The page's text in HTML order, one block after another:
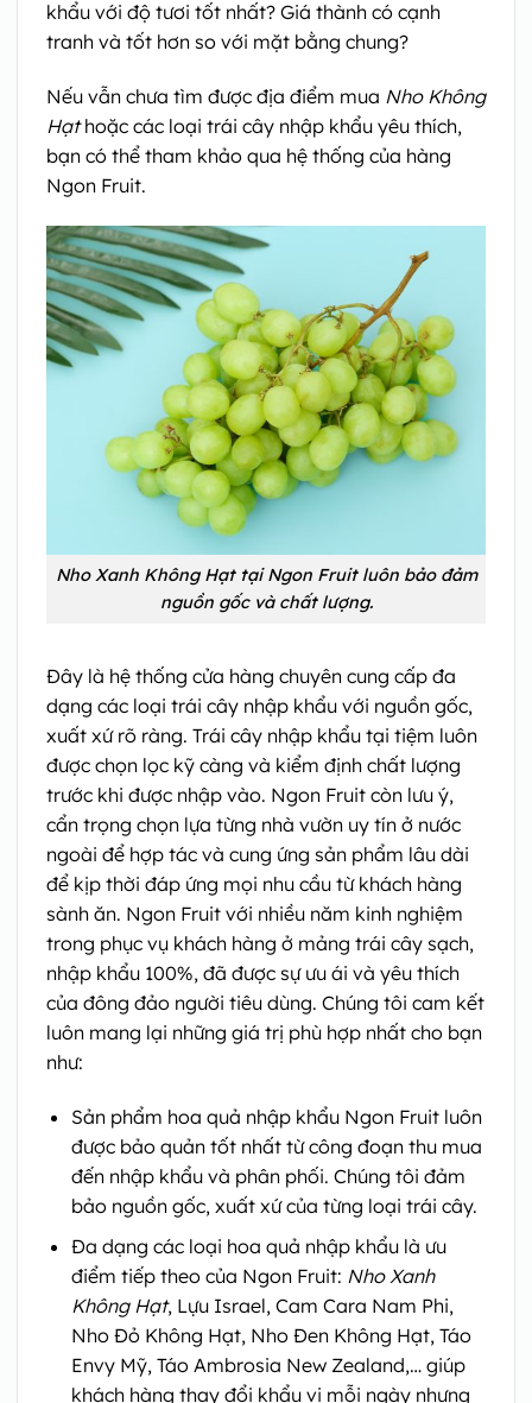
khẩu với độ tươi tốt nhất? Giá thành có cạnh
tranh và tốt hơn so với mặt bằng chung?
Nếu vẫn chưa tìm được địa điểm mua Nho Không
Hạthoặc các loại trái cây nhập khẩu yêu thích,
bạn có thể tham khảo qua hệ thống của hàng
Ngon Fruit.
Nho Xanh Không Hạt tại Ngon Fruit luôn bảo đảm
nguồn gốc và chất lượng.
Đây là hệ thống cửa hàng chuyên cung cấp đa
dạng các loại trái cây nhập khẩu với nguồn gốc,
xuất xứ rõ ràng. Trái cây nhập khẩu tại tiệm luôn
được chọn lọc kỹ càng và kiểm định chất lượng
trước khi được nhập vào. Ngon Fruit còn lưu ý,
cẩn trọng chọn lựa từng nhà vườn uy tín ở nước
ngoài để hợp tác và cung ứng sản phẩm lâu dài
để kịp thời đáp ứng mọi nhu cầu từ khách hàng
sành ăn. Ngon Fruit với nhiều năm kinh nghiệm
trong phục vụ khách hàng ở mảng trái cây sạch,
nhập khẩu 100%, đã được sự ưu ái và yêu thích
của đông đảo người tiêu dùng. Chúng tôi cam kết
luôn mang lại những giá trị phù hợp nhất cho bạn
như:
Sản phẩm hoa quả nhập khẩu Ngon Fruit luôn
được bảo quản tốt nhất từ công đoạn thu mua
đến nhập khẩu và phân phối. Chúng tôi đảm
bảo nguồn gốc, xuất xứ của từng loại trái cây.
Đa dạng các loại hoa quả nhập khẩu là ưu
điểm tiếp theo của Ngon Fruit: Nho Xanh
Không Hạt, Lựu Israel, Cam Cara Nam Phi,
Nho Đỏ Không Hạt, Nho Đen Không Hạt, Táo
Envy Mỹ, Táo Ambrosia New Zealand,… giúp
khách hàng thay đổi khẩu vị mỗi ngày nhưng